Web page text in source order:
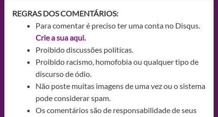
REGRAS DOS COMENTÁRIOS:
Para comentar é preciso ter uma conta no Disqus.
Crie a sua aqui.
Proibido discussões políticas.
Proibido racismo, homofobia ou qualquer tipo de
discurso de ódio.
Não poste muitas imagens de uma vez ou o sistema
pode considerar spam.
Os comentários são de responsabilidade de seus